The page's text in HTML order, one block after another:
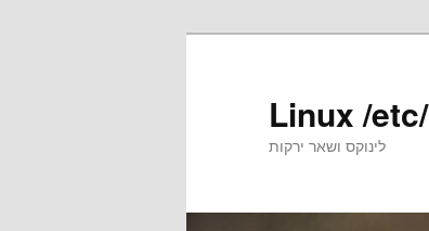
Linux /etc/
לינוקס ושאר ירקות